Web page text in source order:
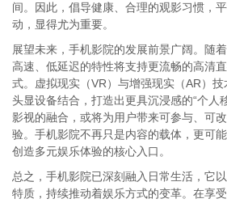
间。因此，倡导健康、合理的观影习惯，
动，显得尤为重要。
展望未来，手机影院的发展前景广阔。随
高速、低延迟的特性将支持更流畅的高清
式。虚拟现实（VR）与增强现实（AR）
头显设备结合，打造出更具沉浸感的“个人
影视的融合，或将为用户带来可参与、可
验。手机影院不再只是内容的载体，更可
创造多元娱乐体验的核心入口。
总之，手机影院已深刻融入日常生活，它
特质，持续推动着娱乐方式的变革。在享